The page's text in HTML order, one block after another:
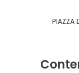
PIAZZA